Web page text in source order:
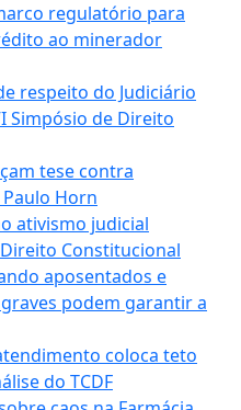
regulatório para
ao minerador
respeito do Judiciário
Simpósio de Direito
tese contra
Horn
ativismo judicial
Constitucional
aposentados e
podem garantir a
coloca teto
do TCDF